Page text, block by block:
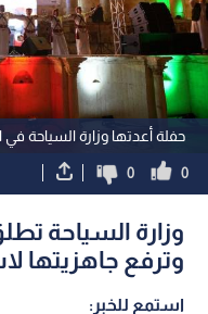
حفلة أعدتها وزارة السياحة في
0
0
وزارة السياحة
وترفع جاهزيتها
استمع للخبر: